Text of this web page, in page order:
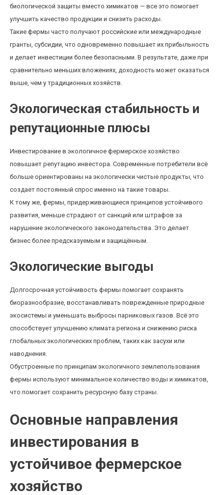
биологической защиты вместо химикатов — все это помогает
улучшить качество продукции и снизить расходы.
Такие фермы часто получают российские или международные
гранты, субсидии, что одновременно повышает их прибыльность
и делает инвестиции более безопасными. В результате, даже при
сравнительно меньших вложениях, доходность может оказаться
выше, чем у традиционных хозяйств.
Экологическая стабильность и
репутационные плюсы
Инвестирование в экологичное фермерское хозяйство
повышает репутацию инвестора. Современные потребители всё
больше ориентированы на экологически чистые продукты, что
создает постоянный спрос именно на такие товары.
К тому же, фермы, придерживающиеся принципов устойчивого
развития, меньше страдают от санкций или штрафов за
нарушение экологического законодательства. Это делает
бизнес более предсказуемым и защищённым.
Экологические выгоды
Долгосрочная устойчивость фермы помогает сохранять
биоразнообразие, восстанавливать поврежденные природные
экосистемы и уменьшать выбросы парниковых газов. Всё это
способствует улучшению климата региона и снижению риска
глобальных экологических проблем, таких как засухи или
наводнения.
Обустроенные по принципам экологичного землепользования
фермы используют минимальное количество воды и химикатов,
что помогает сохранить ресурсную базу страны.
Основные направления
инвестирования в
устойчивое фермерское
хозяйство